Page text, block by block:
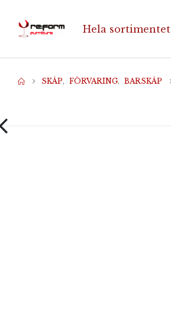
Hela sortimentet
SKÅP, FÖRVARING, BARSKÅP